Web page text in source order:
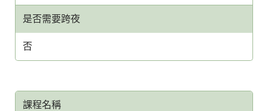
是否需要跨夜
否
課程名稱